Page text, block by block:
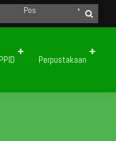
2 Kota Padang Panjang
PPID Perpustakaan